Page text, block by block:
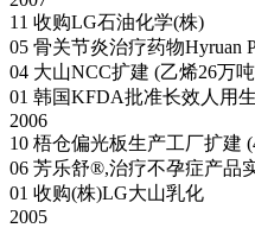
11 收购LG石油化学(株)
05 骨关节炎治疗药物Hyruan
04 大山NCC扩建 (乙烯26万
01 韩国KFDA批准长效人用
2006
10 梧仓偏光板生产工厂扩建
06 芳乐舒®,治疗不孕症产品
01 收购(株)LG大山乳化
2005